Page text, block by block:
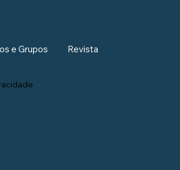
e Grupos Revista